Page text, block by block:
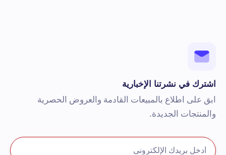
في نشرتنا الإخبارية
على اطلاع بالمبيعات القادمة والعروض الحصرية
الجديدة.